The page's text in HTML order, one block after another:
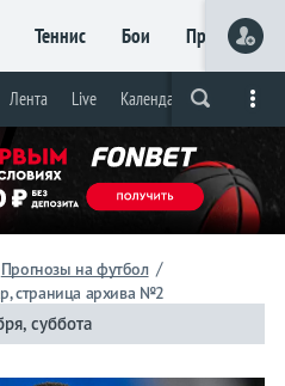
Теннис Бои Прочие
Прогнозы Букмекеры
Лента Live Календарь/таблица
Прогнозы на футбол /
страница архива №2
суббота